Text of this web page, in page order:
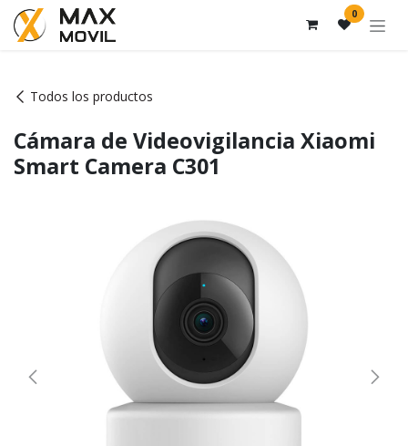
Ir al contenido 0
Todos los productos
Cámara de Videovigilancia Xiaomi
Smart Camera C301